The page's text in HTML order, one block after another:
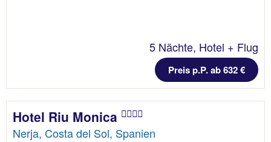
5 Nächte, Hotel + Flug
Preis p.P. ab 632 €
Hotel Riu Monica
Nerja, Costa del Sol, Spanien